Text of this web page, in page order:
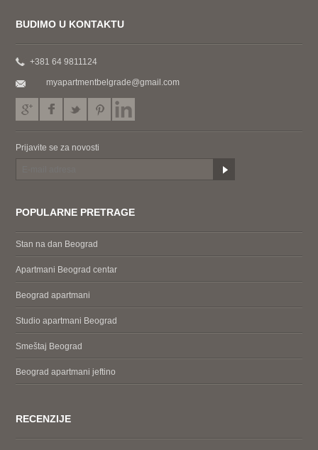
BUDIMO U KONTAKTU
+381 64 9811124
myapartmentbelgrade@gmail.com
Prijavite se za novosti
POPULARNE PRETRAGE
Stan na dan Beograd
Apartmani Beograd centar
Beograd apartmani
Studio apartmani Beograd
Smeštaj Beograd
Beograd apartmani jeftino
RECENZIJE